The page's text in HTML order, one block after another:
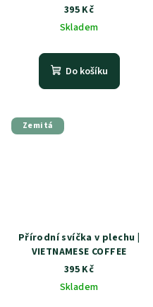
395 Kč
Skladem
Do košíku
Zemitá
Přírodní svíčka v plechu |
VIETNAMESE COFFEE
395 Kč
Skladem